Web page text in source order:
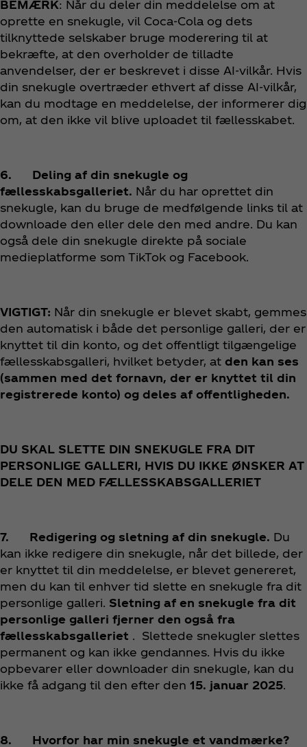
BEMÆRK: Når du deler din meddelelse om at
oprette en snekugle, vil Coca‑Cola og dets
tilknyttede selskaber bruge moderering til at
bekræfte, at den overholder de tilladte
anvendelser, der er beskrevet i disse AI-vilkår. Hvis
din snekugle overtræder ethvert af disse AI-vilkår,
kan du modtage en meddelelse, der informerer dig
om, at den ikke vil blive uploadet til fællesskabet.
6. Deling af din snekugle og
fællesskabsgalleriet. Når du har oprettet din
snekugle, kan du bruge de medfølgende links til at
downloade den eller dele den med andre. Du kan
også dele din snekugle direkte på sociale
medieplatforme som TikTok og Facebook.
VIGTIGT: Når din snekugle er blevet skabt, gemmes
den automatisk i både det personlige galleri, der er
knyttet til din konto, og det offentligt tilgængelige
fællesskabsgalleri, hvilket betyder, at den kan ses
(sammen med det fornavn, der er knyttet til din
registrerede konto) og deles af offentligheden.
DU SKAL SLETTE DIN SNEKUGLE FRA DIT
PERSONLIGE GALLERI, HVIS DU IKKE ØNSKER AT
DELE DEN MED FÆLLESSKABSGALLERIET
7. Redigering og sletning af din snekugle. Du
kan ikke redigere din snekugle, når det billede, der
er knyttet til din meddelelse, er blevet genereret,
men du kan til enhver tid slette en snekugle fra dit
personlige galleri. Sletning af en snekugle fra dit
personlige galleri fjerner den også fra
fællesskabsgalleriet . Slettede snekugler slettes
permanent og kan ikke gendannes. Hvis du ikke
opbevarer eller downloader din snekugle, kan du
ikke få adgang til den efter den 15. januar 2025.
8. Hvorfor har min snekugle et vandmærke?